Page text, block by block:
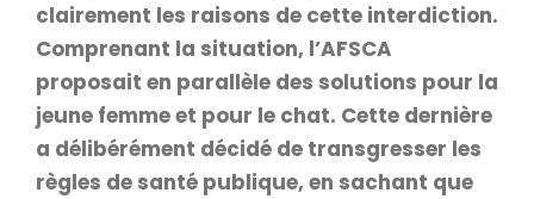
clairement les raisons de cette interdiction.
Comprenant la situation, l’AFSCA
proposait en parallèle des solutions pour la
jeune femme et pour le chat. Cette dernière
a délibérément décidé de transgresser les
règles de santé publique, en sachant que